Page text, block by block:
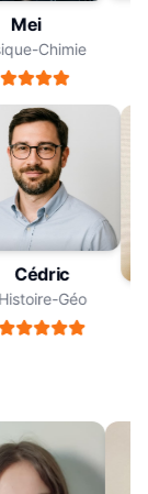
Mei
Chimie
Cédric
Histoire-Géo